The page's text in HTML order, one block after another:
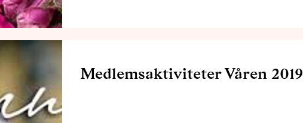
Medlemsaktiviteter Våren 2019